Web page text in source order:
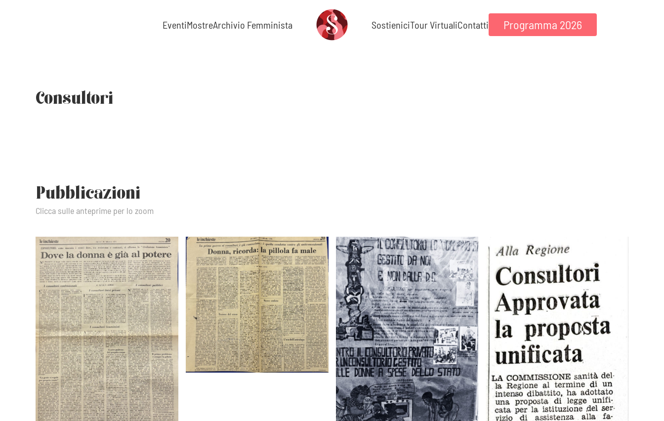
EventiMostreArchivio Femminista SostieniciTour VirtualiContatti Programma 2026
Consultori
Pubblicazioni
Clicca sulle anteprime per lo zoom